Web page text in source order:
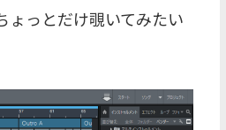
ょっとだけ覗いてみたい